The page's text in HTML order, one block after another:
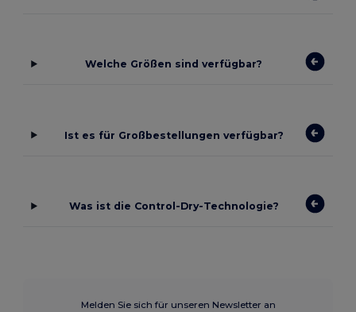
Welche Größen sind verfügbar?
Ist es für Großbestellungen verfügbar?
Was ist die Control-Dry-Technologie?
Melden Sie sich für unseren Newsletter an